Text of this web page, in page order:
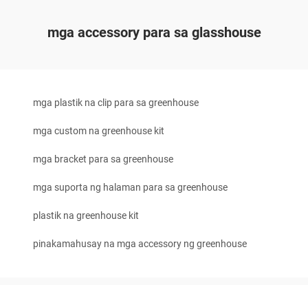
mga accessory para sa glasshouse
mga plastik na clip para sa greenhouse
mga custom na greenhouse kit
mga bracket para sa greenhouse
mga suporta ng halaman para sa greenhouse
plastik na greenhouse kit
pinakamahusay na mga accessory ng greenhouse